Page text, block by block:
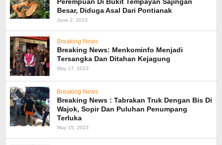
Perempuan Di Bukit Tempayan Sajingan
Besar, Diduga Asal Dari Pontianak
June 2, 2023
Breaking News
Breaking News: Menkominfo Menjadi
Tersangka Dan Ditahan Kejagung
May 17, 2023
Breaking News
Breaking News : Tabrakan Truk Dengan Bis Di
Wajok, Sopir Dan Puluhan Penumpang
Terluka
May 15, 2023